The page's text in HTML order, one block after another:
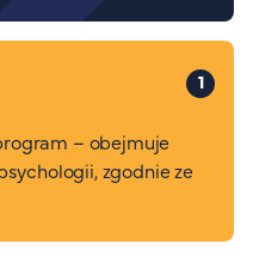
1
– obejmuje
zgodnie ze